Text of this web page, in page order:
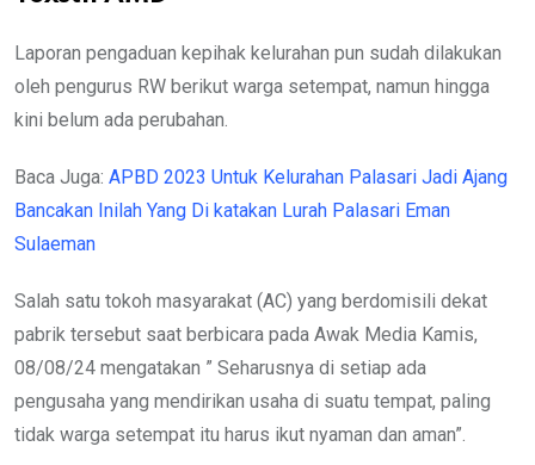
Laporan pengaduan kepihak kelurahan pun sudah dilakukan
oleh pengurus RW berikut warga setempat, namun hingga
kini belum ada perubahan.
Baca Juga: APBD 2023 Untuk Kelurahan Palasari Jadi Ajang
Bancakan Inilah Yang Di katakan Lurah Palasari Eman
Sulaeman
Salah satu tokoh masyarakat (AC) yang berdomisili dekat
pabrik tersebut saat berbicara pada Awak Media Kamis,
08/08/24 mengatakan ” Seharusnya di setiap ada
pengusaha yang mendirikan usaha di suatu tempat, paling
tidak warga setempat itu harus ikut nyaman dan aman”.